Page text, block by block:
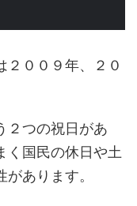
２００９年、２０
２つの祝日があ
く国民の休日や土
あります。